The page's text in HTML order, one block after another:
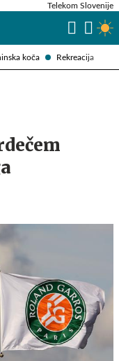
koča Rekreacija
Telekom Slovenije